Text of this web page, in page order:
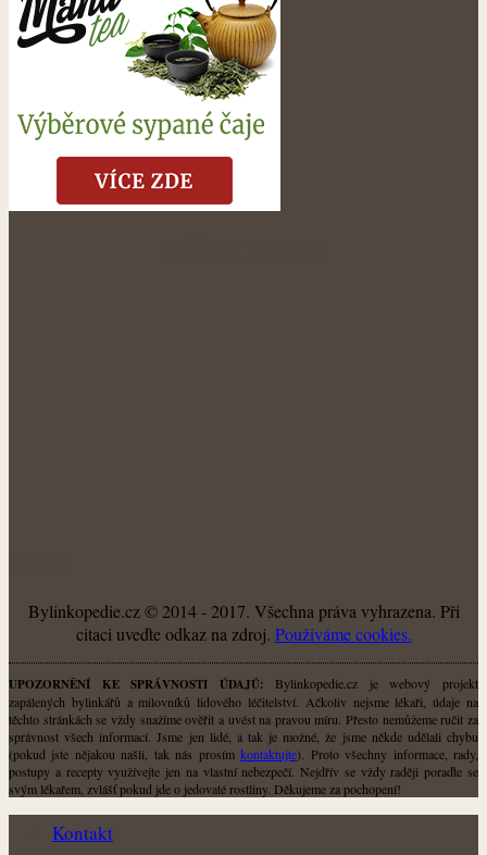
Bylinkopedie.cz © 2014 - 2017. Všechna práva vyhrazena. Při
citaci uveďte odkaz na zdroj. Použiváme cookies.
UPOZORNĚNÍ KE SPRÁVNOSTI ÚDAJŮ: Bylinkopedie.cz je webový projekt
zapálených bylinkářů a milovníků lidového léčitelství. Ačkoliv nejsme lékaři, údaje na
těchto stránkách se vždy snažíme ověřit a uvést na pravou míru. Přesto nemůžeme ručit za
správnost všech informací. Jsme jen lidé, a tak je možné, že jsme někde udělali chybu
(pokud jste nějakou našli, tak nás prosímkontaktujte). Proto všechny informace, rady,
postupy a recepty využívejte jen na vlastní nebezpečí. Nejdřív se vždy raději poraďte se
svým lékařem, zvlášť pokud jde o jedovaté rostliny. Děkujeme za pochopení!
Kontakt